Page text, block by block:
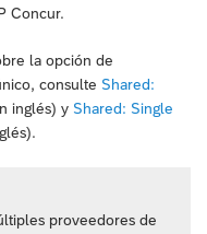
Concur.
la opción de
consulte Shared:
inglés) y Shared: Single
proveedores de